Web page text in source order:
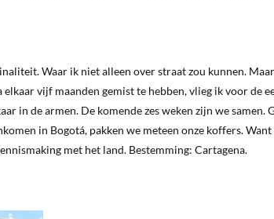
Waar ik niet alleen over straat zou kunnen. Maar
vijf maanden gemist te hebben, vlieg ik voor de
in de armen. De komende zes weken zijn we samen.
in Bogotá, pakken we meteen onze koffers. Want
met het land. Bestemming: Cartagena.